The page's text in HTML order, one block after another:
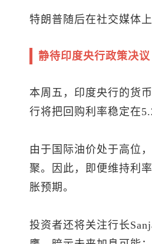
特朗普随后在社交媒体
静待印度央行政策决议
本周五，印度央行的货
行将把回购利率稳定在
由于国际油价处于高位
聚。因此，即便维持利
胀预期。
投资者还将关注行长